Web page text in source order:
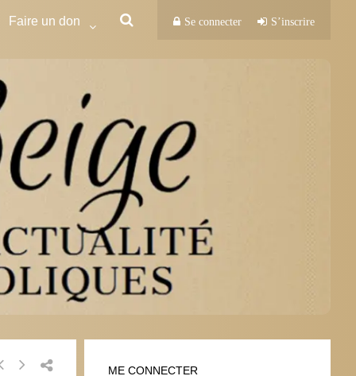
Faire un don Se connecter S’inscrire
ME CONNECTER